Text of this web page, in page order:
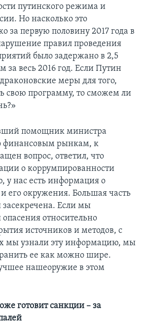
путинского режима и
Но насколько это
за первую половину 2017 года в
правил проведения
было задержано в 2,5
за весь 2016 год. Если Путин
меры для того,
свою программу, то сможем ли
помощник министра
финансовым рынкам, к
вопрос, ответил, что
о коррумпированности
у нас есть информация о
и его окружения. Большая часть
Если мы
относительно
источников и методов, с
мы узнали эту информацию, мы
ее как можно шире.
нашеоружие в этом
готовит санкции – за